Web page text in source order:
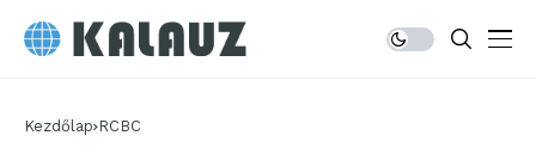
Kezdőlap RCBC